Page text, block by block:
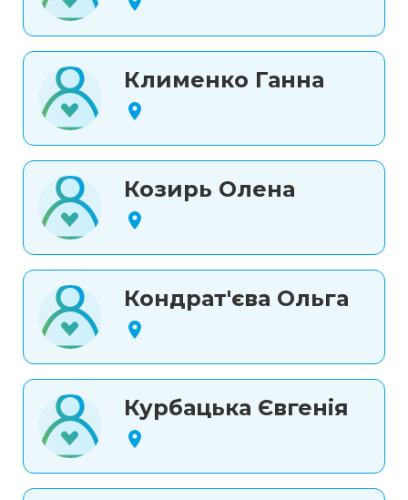
Клименко Ганна
Козирь Олена
Кондрат'єва Ольга
Курбацька Євгенія